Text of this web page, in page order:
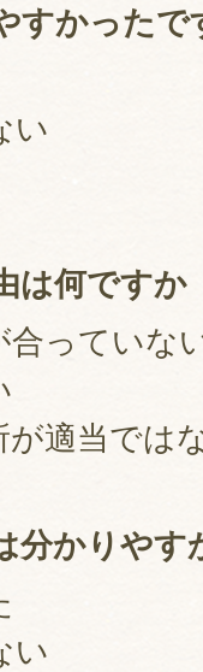
すかったで
い
は何ですか
合っていな
適当では
分かりやす
い